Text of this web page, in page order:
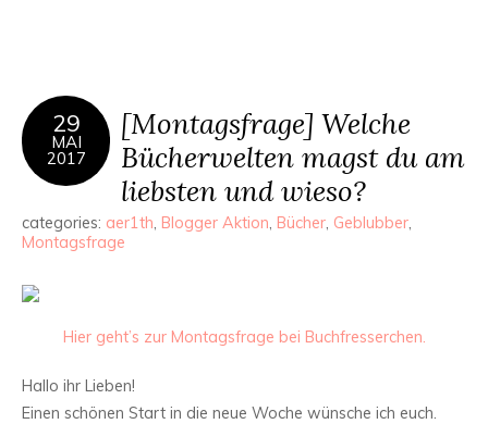
29
MAI
2017
[Montagsfrage] Welche
Bücherwelten magst du am
liebsten und wieso?
categories: aer1th, Blogger Aktion, Bücher, Geblubber,
Montagsfrage
Hier geht’s zur Montagsfrage bei Buchfresserchen.
Hallo ihr Lieben!
Einen schönen Start in die neue Woche wünsche ich euch.